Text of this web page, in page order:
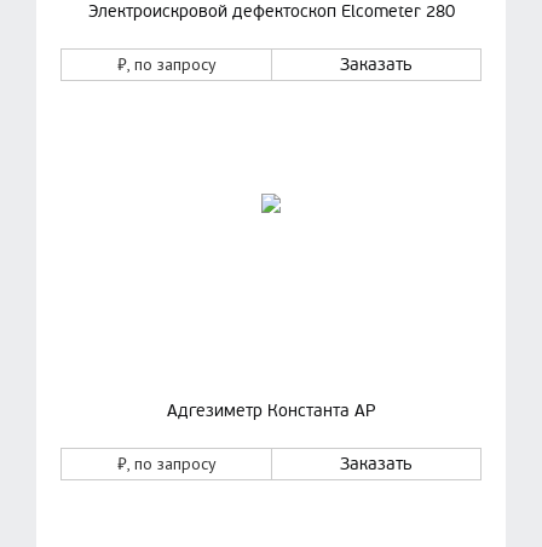
Электроискровой дефектоскоп Elcometer 280
₽, по запросу Заказать
Адгезиметр Константа АР
₽, по запросу Заказать